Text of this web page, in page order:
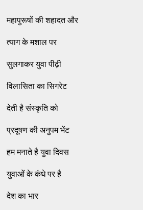
महापुरूषों की शहादत और
त्याग के मशाल पर
सुलगाकर युवा पीढ़ी
विलासिता का सिगरेट
देती है संस्कृति को
प्रदूषण की अनुपम भेंट
हम मनाते है युवा दिवस
युवाओं के कंधे पर है
देश का भार